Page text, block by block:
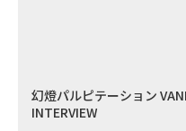
幻燈パルピテーション
INTERVIEW